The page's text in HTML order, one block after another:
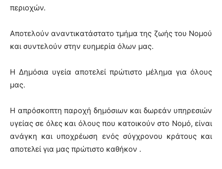
περιοχών.
Αποτελούν αναντικατάστατο τμήμα της ζωής του Νομού
και συντελούν στην ευημερία όλων μας.
Η Δημόσια υγεία αποτελεί πρώτιστο μέλημα για όλους
μας.
Η απρόσκοπτη παροχή δημόσιων και δωρεάν υπηρεσιών
υγείας σε όλες και όλους που κατοικούν στο Νομό, είναι
ανάγκη και υποχρέωση ενός σύγχρονου κράτους και
αποτελεί για μας πρώτιστο καθήκον .